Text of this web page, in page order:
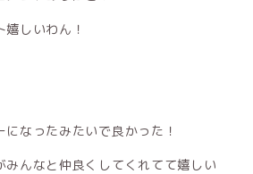
しいわん！
なったみたいで良かった！
みんなと仲良くしてくれてて嬉しい